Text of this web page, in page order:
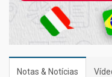
Notas & Notícias